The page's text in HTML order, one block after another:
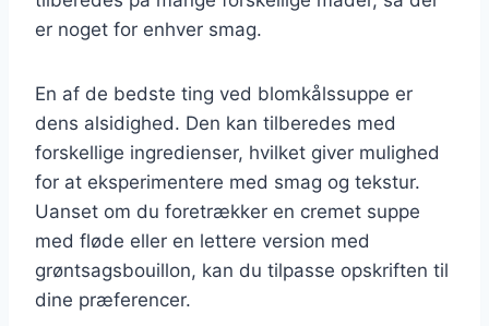
er noget for enhver smag.
En af de bedste ting ved blomkålssuppe er
dens alsidighed. Den kan tilberedes med
forskellige ingredienser, hvilket giver mulighed
for at eksperimentere med smag og tekstur.
Uanset om du foretrækker en cremet suppe
med fløde eller en lettere version med
grøntsagsbouillon, kan du tilpasse opskriften til
dine præferencer.